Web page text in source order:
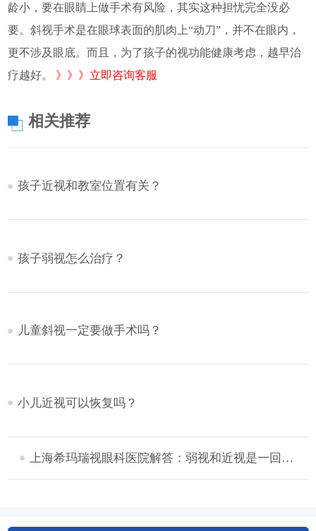
龄小，要在眼睛上做手术有风险，其实这种担忧完全没必
要。斜视手术是在眼球表面的肌肉上“动刀”，并不在眼内，
更不涉及眼底。而且，为了孩子的视功能健康考虑，越早治
疗越好。 》》》立即咨询客服
相关推荐
孩子近视和教室位置有关？
孩子弱视怎么治疗？
儿童斜视一定要做手术吗？
小儿近视可以恢复吗？
上海希玛瑞视眼科医院解答：弱视和近视是一回事吗？